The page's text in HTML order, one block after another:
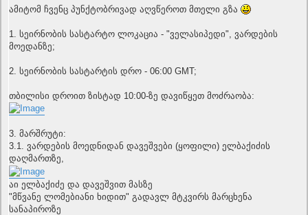
ამიტომ ჩვენც პუნქტობრივად აღვწეროთ მთელი გზა
1. სეირნობის სასტარტო ლოკაცია - "ველასიპედი", ვარდების
მოედანზე;
2. სეირნობის სასტარტის დრო - 06:00 GMT;
თბილისი დროით ზისტად 10:00-ზე დავიწყეთ მოძრაობა:
3. მარშრუტი:
3.1. ვარდების მოედნიდან დავეშვები (ყოფილი) ელბაქიძის
დაღმართზე,
აი ელბაქიძე და დავეშვით მასზე
"მწვანე ლომებიანი ხიდით" გადავლ მტკვირს მარცხენა
სანაპიროზე